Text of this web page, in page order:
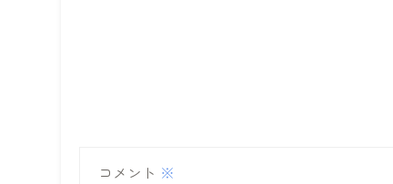
コメント ※